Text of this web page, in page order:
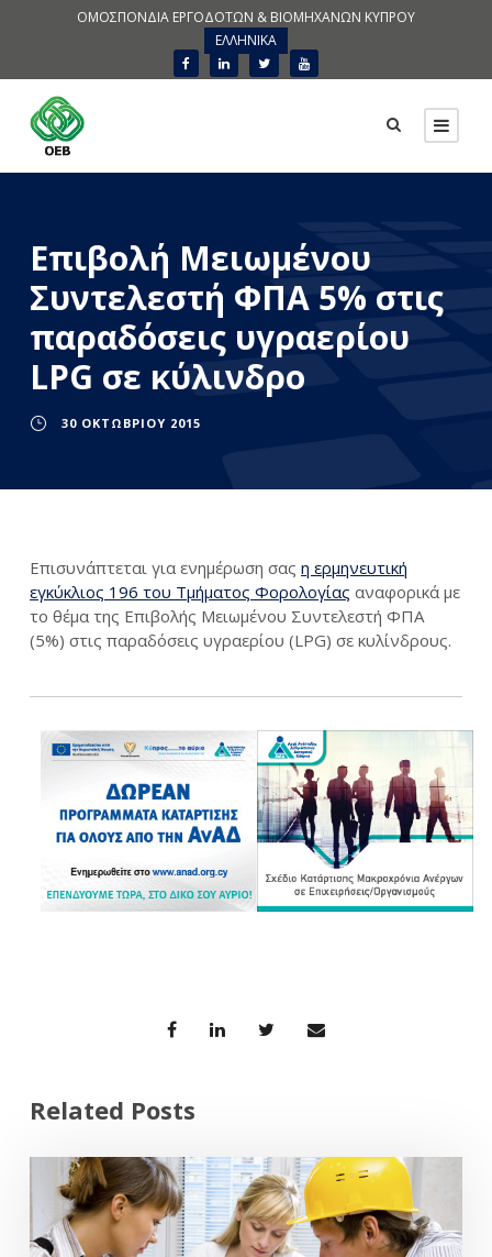
ΟΜΟΣΠΟΝΔΙΑ ΕΡΓΟΔΟΤΩΝ & ΒΙΟΜΗΧΑΝΩΝ ΚΥΠΡΟΥ
ΕΛΛΗΝΙΚΑ
Επιβολή Μειωμένου
Συντελεστή ΦΠΑ 5% στις
παραδόσεις υγραερίου
LPG σε κύλινδρο
30 ΟΚΤΩΒΡΊΟΥ 2015
Επισυνάπτεται για ενημέρωση σας η ερμηνευτική
εγκύκλιος 196 του Τμήματος Φορολογίας αναφορικά με
το θέμα της Επιβολής Μειωμένου Συντελεστή ΦΠΑ
(5%) στις παραδόσεις υγραερίου (LPG) σε κυλίνδρους.
Related Posts